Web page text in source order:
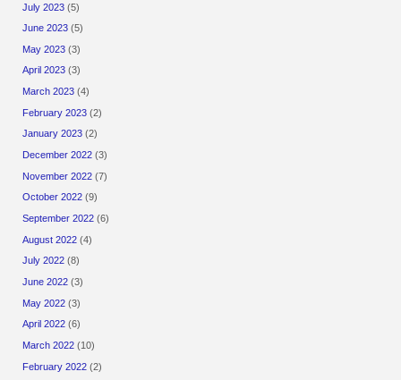
July 2023 (5)
June 2023 (5)
May 2023 (3)
April 2023 (3)
March 2023 (4)
February 2023 (2)
January 2023 (2)
December 2022 (3)
November 2022 (7)
October 2022 (9)
September 2022 (6)
August 2022 (4)
July 2022 (8)
June 2022 (3)
May 2022 (3)
April 2022 (6)
March 2022 (10)
February 2022 (2)